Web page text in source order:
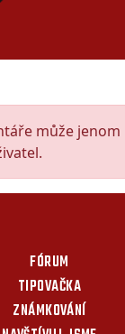
může jenom
FÓRUM
TIPOVAČKA
ZNÁMKOVÁNÍ